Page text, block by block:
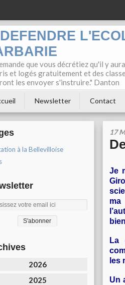
DEFENDRE
que vous décrétiez qu'il y
et logés gratuitement et des
les envoyer s'instruire." Danton
Newsletter Contact
à la Bellevilloise
2026
2025
17
Je
La
les
Un